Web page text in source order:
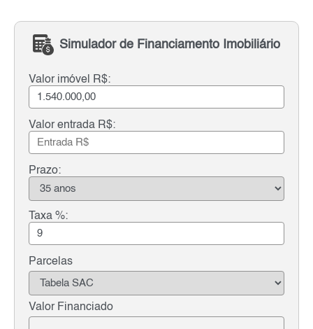
Simulador de Financiamento Imobiliário
Valor imóvel R$:
Valor entrada R$:
Prazo:
Taxa %:
Parcelas
Valor Financiado